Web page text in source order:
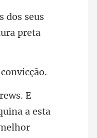
dos seus
a esta